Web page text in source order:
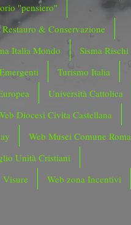
"pensiero"
Restauro & Conservazione
Italia Mondo
Sisma Rischi
Turismo Italia
Università Cattolica
Diocesi Civita Castellana
Web Musei Comune Roma
Unità Cristiani
Visure
Web zona Incentivi